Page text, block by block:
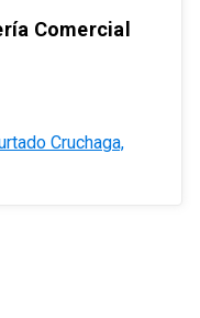
Comercial
Cruchaga,